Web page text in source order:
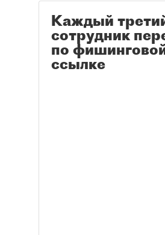
Каждый
сотрудник
по
ссылке